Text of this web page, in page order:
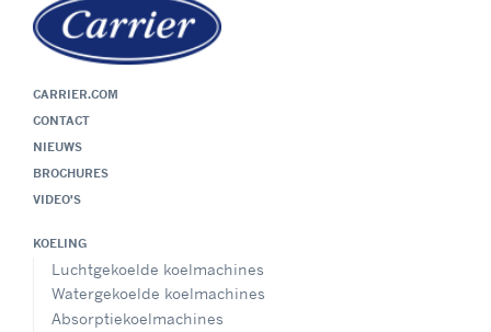
CARRIER.COM
CONTACT
NIEUWS
BROCHURES
VIDEO'S
KOELING
Luchtgekoelde koelmachines
Watergekoelde koelmachines
Absorptiekoelmachines